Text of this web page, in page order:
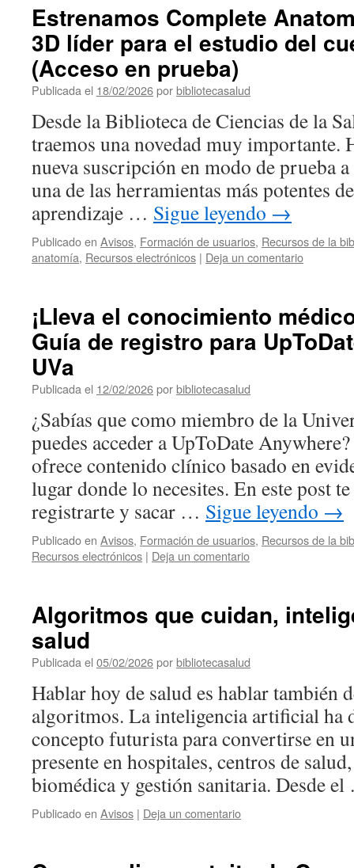
Estrenamos Complete
3D líder para el estudio del
(Acceso en prueba)
Publicada el 18/02/2026porbibliotecasalud
Desde la Biblioteca de Ciencias de la
traemos una novedad muy importante.
nueva suscripción en modo de prueba
una de las herramientas más potentes
aprendizaje … Sigue leyendo →
Publicado en Avisos, Formación de usuarios, Recursos de la
anatomía, Recursos electrónicos | Deja un comentario
¡Lleva el conocimiento
Guía de registro para
UVa
Publicada el 12/02/2026porbibliotecasalud
¿Sabías que como miembro de la
puedes acceder a UpToDate
ofrece contenido clínico basado en
lugar donde lo necesites. En este post
registrarte y sacar … Sigue leyendo →
Publicado en Avisos, Formación de usuarios, Recursos de la
Recursos electrónicos | Deja un comentario
Algoritmos que cuidan,
salud
Publicada el 05/02/2026porbibliotecasalud
Hablar hoy de salud es hablar también
algoritmos. La inteligencia artificial ha
concepto futurista para convertirse en
presente en hospitales, centros de
biomédica y gestión sanitaria. Desde
Publicado en Avisos | Deja un comentario